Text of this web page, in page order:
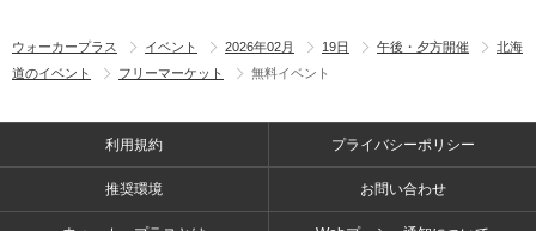
ウォーカープラス イベント 2026年02月 19日 午後・夕方開催
北海
道のイベント
フリーマーケット 無料イベント
利用規約 プライバシーポリシー
推奨環境 お問い合わせ